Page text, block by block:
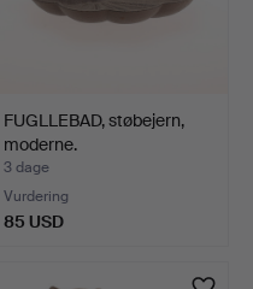
FUGLLEBAD, støbejern,
moderne.
3 dage
Vurdering
85 USD